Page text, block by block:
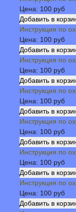
Цена: 100 руб
Инструкция по
Цена: 100 руб
Инструкция по
Цена: 100 руб
Инструкция по
Цена: 100 руб
Инструкция по
Цена: 100 руб
Инструкция по
Цена: 100 руб
Инструкция по
Цена: 100 руб